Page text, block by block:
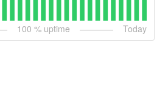
100 % uptime Today